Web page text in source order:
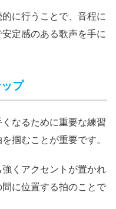
に行うことで、音程に
定感のある歌声を手に
プ
なるために重要な練習
掴むことが重要です。
くアクセントが置かれ
に位置する拍のことで